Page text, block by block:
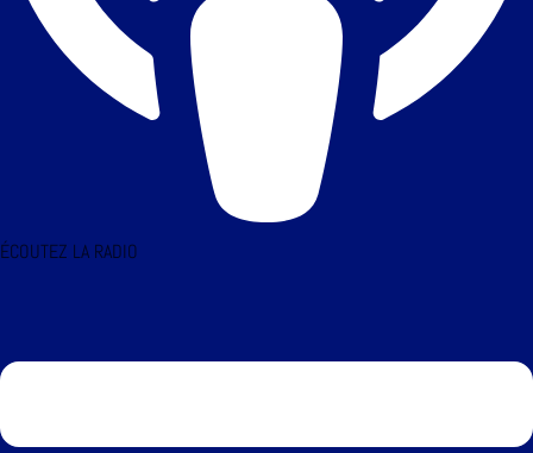
ÉCOUTEZ LA RADIO